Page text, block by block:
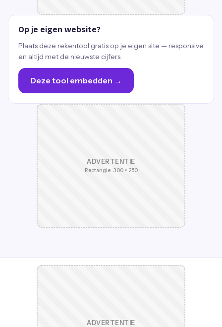
Op je eigen website?
Plaats deze rekentool gratis op je eigen site — responsive
en altijd met de nieuwste cijfers.
Deze tool embedden →
ADVERTENTIE
Rectangle · 300 × 250
ADVERTENTIE